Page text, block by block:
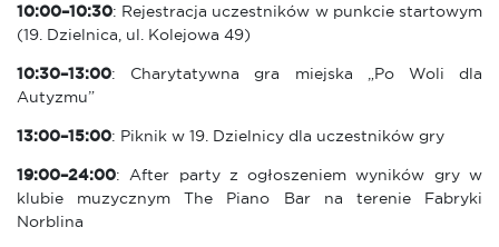
10:00–10:30: Rejestracja uczestników w punkcie startowym
(19. Dzielnica, ul. Kolejowa 49)
10:30–13:00: Charytatywna gra miejska „Po Woli dla
Autyzmu”
13:00–15:00: Piknik w 19. Dzielnicy dla uczestników gry
19:00–24:00: After party z ogłoszeniem wyników gry w
klubie muzycznym The Piano Bar na terenie Fabryki
Norblina